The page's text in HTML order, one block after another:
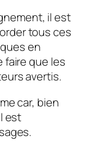
il est
tous ces
en
faire que les
avertis.
car, bien
est